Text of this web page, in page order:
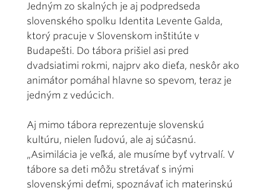
Jedným zo skalných je aj podpredseda
slovenského spolku Identita Levente Galda,
ktorý pracuje v Slovenskom inštitúte v
Budapešti. Do tábora prišiel asi pred
dvadsiatimi rokmi, najprv ako dieťa, neskôr ako
animátor pomáhal hlavne so spevom, teraz je
jedným z vedúcich.
Aj mimo tábora reprezentuje slovenskú
kultúru, nielen ľudovú, ale aj súčasnú.
„Asimilácia je veľká, ale musíme byť vytrvalí. V
tábore sa deti môžu stretávať s inými
slovenskými deťmi, spoznávať ich materinskú